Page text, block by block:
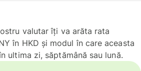
valutar îți va arăta rata
în HKD și modul în care aceasta
ultima zi, săptămână sau lună.